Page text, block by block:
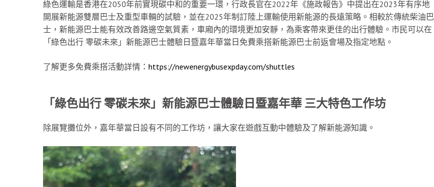
綠色運輸是香港在2050年前實現碳中和的重要一環，行政長官在2022年《施政報告》中提出在2023年有序地
開展新能源雙層巴士及重型車輛的試驗，並在2025年制訂陸上運輸使用新能源的長遠策略。相較於傳統柴油巴
士，新能源巴士能有效改善路邊空氣質素，車廂內的環境更加安靜，為乘客帶來更佳的出行體驗。市民可以在
「綠色出行 零碳未來」新能源巴士體驗日暨嘉年華當日免費乘搭新能源巴士前返會場及指定地點。
了解更多免費乘搭活動詳情： https://newenergybusexpday.com/shuttles
「綠色出行零碳未來」新能源巴士體驗日暨嘉年華 三大特色工作坊
除展覽攤位外，嘉年華當日設有不同的工作坊，讓大家在遊戲互動中體驗及了解新能源知識。